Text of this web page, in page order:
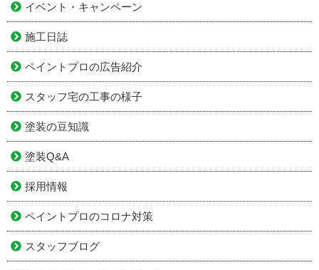
イベント・キャンペーン
施工日誌
ペイントプロの広告紹介
スタッフ宅の工事の様子
塗装の豆知識
塗装Q&A
採用情報
ペイントプロのコロナ対策
スタッフブログ